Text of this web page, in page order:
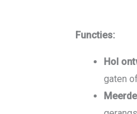
Functies:
Hol
gaten